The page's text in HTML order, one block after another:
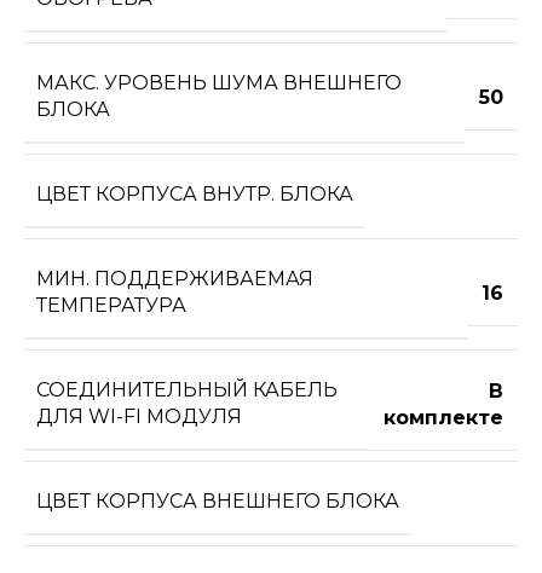
МАКС. УРОВЕНЬ ШУМА ВНЕШНЕГО
БЛОКА
50
ЦВЕТ КОРПУСА ВНУТР. БЛОКА
МИН. ПОДДЕРЖИВАЕМАЯ
ТЕМПЕРАТУРА
16
СОЕДИНИТЕЛЬНЫЙ КАБЕЛЬ
ДЛЯ WI-FI МОДУЛЯ
В
комплекте
ЦВЕТ КОРПУСА ВНЕШНЕГО БЛОКА